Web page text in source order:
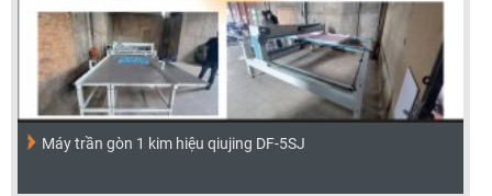
Máy trần gòn 1 kim hiệu qiujing DF-5SJ